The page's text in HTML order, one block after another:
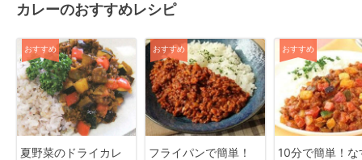
カレーのおすすめレシピ
おすすめ
夏野菜のドライカレ
おすすめ
フライパンで簡単！
おすすめ
10分で簡単！な